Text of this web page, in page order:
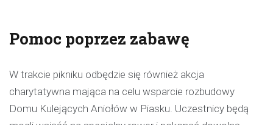
Pomoc poprzez zabawę
W trakcie pikniku odbędzie się również akcja
charytatywna mająca na celu wsparcie rozbudowy
Domu Kulejących Aniołów w Piasku. Uczestnicy będą